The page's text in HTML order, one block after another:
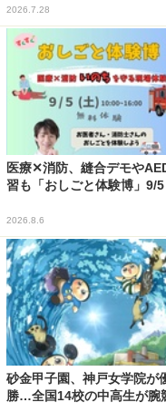
2026.7.28
医療✕消防、縫合デモや
習も「おしごと体験博」9/5
2026.8.6
砂金甲子園、神戸女学院が
勝…全国14校の中高生が腕